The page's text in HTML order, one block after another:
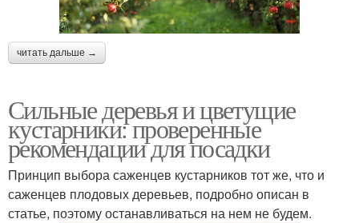
читать дальше →
Сильные деревья и цветущие
кустарники: проверенные
рекомендации для посадки
Принцип выбора саженцев кустарников тот же, что и
саженцев плодовых деревьев, подробно описан в
статье, поэтому останавливаться на нем не будем.